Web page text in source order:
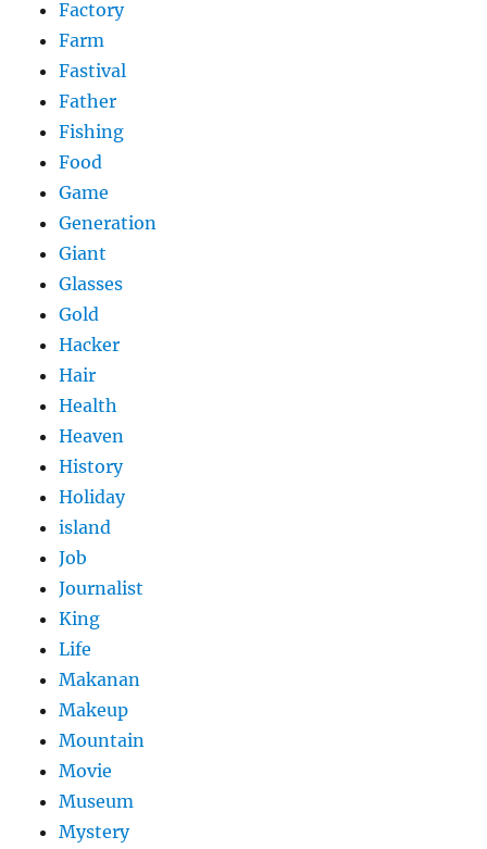
Factory
Farm
Fastival
Father
Fishing
Food
Game
Generation
Giant
Glasses
Gold
Hacker
Hair
Health
Heaven
History
Holiday
island
Job
Journalist
King
Life
Makanan
Makeup
Mountain
Movie
Museum
Mystery